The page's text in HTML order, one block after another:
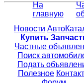
На
главную
Новости
Купить
Частные
Поиск
Подать
Полезное